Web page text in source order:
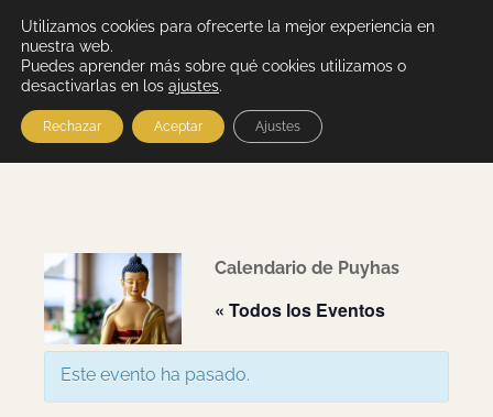
Calendario de Puyhas
« Todos los Eventos
Este evento ha pasado.
Utilizamos cookies para ofrecerte la mejor experiencia en
nuestra web.
Puedes aprender más sobre qué cookies utilizamos o
desactivarlas en los ajustes.
Aceptar
Rechazar Ajustes